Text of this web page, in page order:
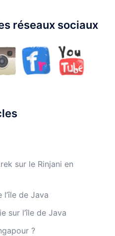
réseaux sociaux
sur le Rinjani en
l’île de Java
sur l’île de Java
?